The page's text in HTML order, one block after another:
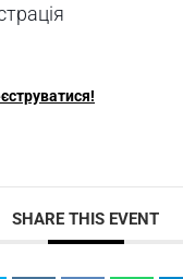
SHARE THIS EVENT